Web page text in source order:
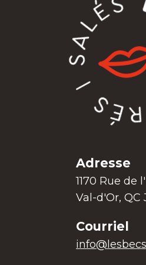
Adresse
1170 Rue de
Val-d'Or, QC
Courriel